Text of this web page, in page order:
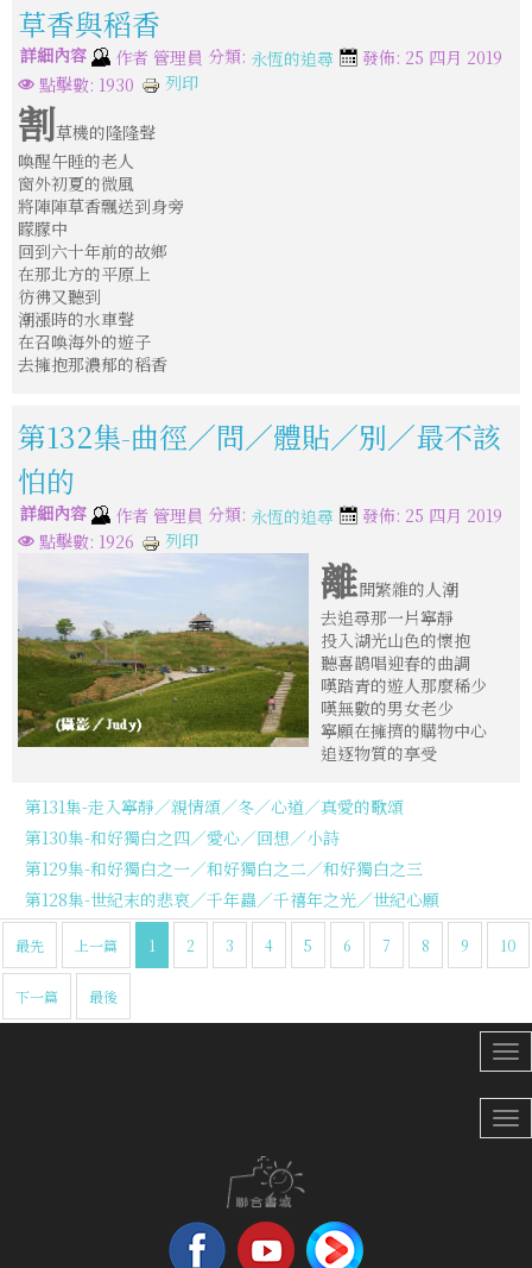
草香與稻香
詳細內容 作者 管理員 分類: 永恆的追尋
發佈: 25 四月 2019
點擊數: 1930
列印
割草機的隆隆聲
喚醒午睡的老人
窗外初夏的微風
將陣陣草香飄送到身旁
矇朦中
回到六十年前的故鄉
在那北方的平原上
彷彿又聽到
潮漲時的水車聲
在召喚海外的遊子
去擁抱那濃郁的稻香
第132集-曲徑／問／體貼／別／最不該
怕的
詳細內容 作者 管理員 分類: 永恆的追尋
發佈: 25 四月 2019
點擊數: 1926
列印
離開繁雜的人潮
去追尋那一片寧靜
投入湖光山色的懷抱
聽喜鵲唱迎春的曲調
嘆踏青的遊人那麼稀少
嘆無數的男女老少
寧願在擁擠的購物中心
追逐物質的享受
第131集-走入寧靜／親情頌／冬／心道／真愛的歌頌
第130集-和好獨白之四／愛心／回想／小詩
第129集-和好獨白之一／和好獨白之二／和好獨白之三
第128集-世紀末的悲哀／千年蟲／千禧年之光／世紀心願
最先 上一篇 1 2 3 4 5 6 7 8 9 10
下一篇 最後